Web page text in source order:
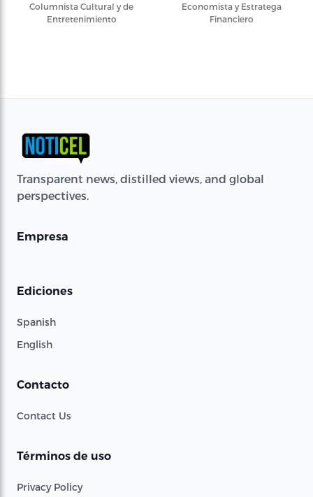
Columnista Cultural y de
Entretenimiento
Economista y Estratega
Financiero
Transparent news, distilled views, and global
perspectives.
Empresa
Ediciones
Spanish
English
Contacto
Contact Us
Términos de uso
Privacy Policy